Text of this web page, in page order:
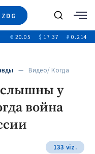
Новости
Расследования
€ 20.05 $ 17.37 ₽ 0.214
— Видео/ Когда
слышны у
война
133 viz.